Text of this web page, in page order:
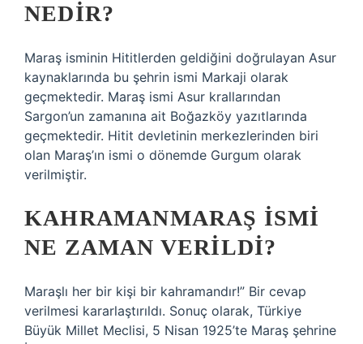
NEDIR?
Maraş isminin Hititlerden geldiğini doğrulayan Asur
kaynaklarında bu şehrin ismi Markaji olarak
geçmektedir. Maraş ismi Asur krallarından
Sargon’un zamanına ait Boğazköy yazıtlarında
geçmektedir. Hitit devletinin merkezlerinden biri
olan Maraş’ın ismi o dönemde Gurgum olarak
verilmiştir.
KAHRAMANMARAŞ ISMI
NE ZAMAN VERILDI?
Maraşlı her bir kişi bir kahramandır!” Bir cevap
verilmesi kararlaştırıldı. Sonuç olarak, Türkiye
Büyük Millet Meclisi, 5 Nisan 1925’te Maraş şehrine